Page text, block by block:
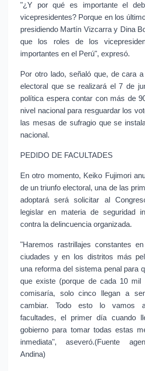
"¿Y por qué es importante el
vicepresidentes? Porque en los
presidiendo Martín Vizcarra y Dina
que los roles de los
importantes en el Perú", expresó.
Por otro lado, señaló que, de cara
electoral que se realizará el 7 de
política espera contar con más de
nivel nacional para resguardar los
las mesas de sufragio que se
nacional.
PEDIDO DE FACULTADES
En otro momento, Keiko Fujimori
de un triunfo electoral, una de las
adoptará será solicitar al
legislar en materia de seguridad
contra la delincuencia organizada.
"Haremos rastrillajes constantes
ciudades y en los distritos más
una reforma del sistema penal para
que existe (porque de cada 10 mil
comisaría, solo cinco llegan a
cambiar. Todo esto lo vamos
facultades, el primer día cuando
gobierno para tomar todas estas
inmediata", aseveró.(Fuente
Andina)